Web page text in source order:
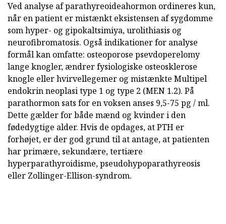
Ved analyse af parathyreoideahormon ordineres kun,
når en patient er mistænkt eksistensen af sygdomme
som hyper- og gipokaltsimiya, urolithiasis og
neurofibromatosis. Også indikationer for analyse
formål kan omfatte: osteoporose psevdoperelomy
lange knogler, ændrer fysiologiske osteosklerose
knogle eller hvirvellegemer og mistænkte Multipel
endokrin neoplasi type 1 og type 2 (MEN 1.2). På
parathormon sats for en voksen anses 9,5-75 pg / ml.
Dette gælder for både mænd og kvinder i den
fødedygtige alder. Hvis de opdages, at PTH er
forhøjet, er der god grund til at antage, at patienten
har primære, sekundære, tertiære
hyperparathyroidisme, pseudohypoparathyreosis
eller Zollinger-Ellison-syndrom.